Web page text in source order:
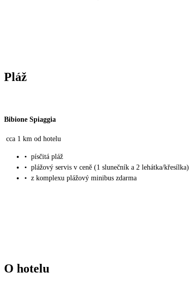
Pláž
Bibione Spiaggia
cca 1 km od hotelu
• písčitá pláž
• plážový servis v ceně (1 slunečník a 2 lehátka/křesílka)
• z komplexu plážový minibus zdarma
O hotelu